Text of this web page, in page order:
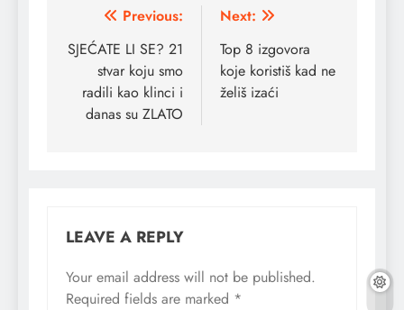
Post
navigation
Previous:
SJEĆATE LI SE? 21
stvar koju smo
radili kao klinci i
danas su ZLATO
Next:
Top 8 izgovora
koje koristiš kad ne
želiš izaći
LEAVE A REPLY
Your email address will not be published.
Required fields are marked *